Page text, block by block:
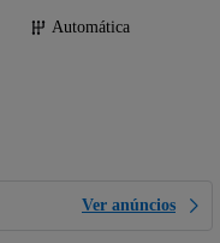
Automática
Ver anúncios